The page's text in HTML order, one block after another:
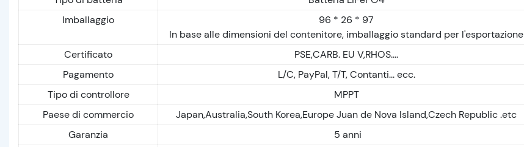
Imballaggio
96 * 26 * 97
In base alle dimensioni del contenitore, imballaggio standard per l'esportazione
Certificato
PSE,CARB. EU V,RHOS....
Pagamento
L/C, PayPal, T/T, Contanti... ecc.
Tipo di controllore
MPPT
Paese di commercio
Japan,Australia,South Korea,Europe Juan de Nova Island,Czech Republic .etc
Garanzia
5 anni